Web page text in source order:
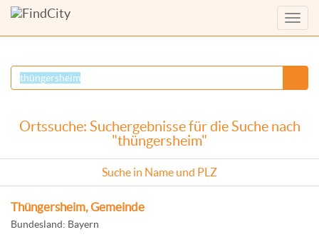
Menü
Ortssuche: Suchergebnisse für die Suche nach
"thüngersheim"
Suche in Name und PLZ
Thüngersheim, Gemeinde
Bundesland: Bayern